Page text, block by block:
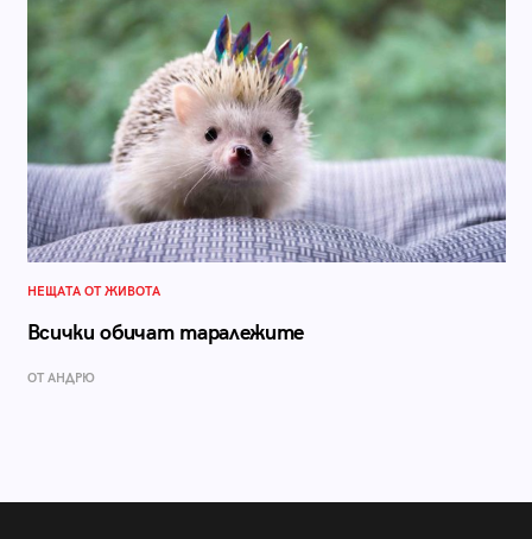
НЕЩАТА ОТ ЖИВОТА
Всички обичат таралежите
ОТ АНДРЮ